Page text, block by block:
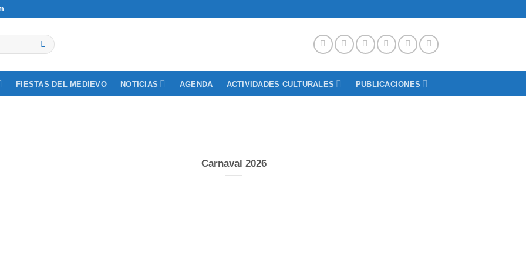
FIESTAS DEL MEDIEVO NOTICIAS AGENDA ACTIVIDADES CULTURALES PUBLICACIONES
Carnaval 2026